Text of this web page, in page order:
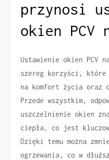
przynosi
okien PCV
Ustawienie okien PCV
szereg korzyści, które
na komfort życia oraz
Przede wszystkim,
uszczelnienie okien
ciepła, co jest
Dzięki temu można
ogrzewania, co w